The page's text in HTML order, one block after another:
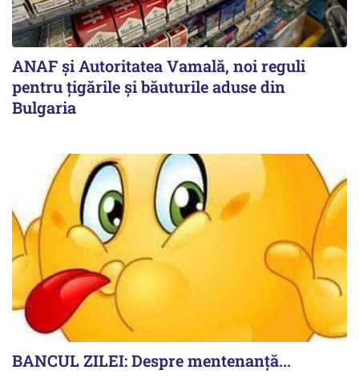
ANAF și Autoritatea Vamală, noi reguli
pentru țigările și băuturile aduse din
Bulgaria
BANCUL ZILEI: Despre mentenanță...